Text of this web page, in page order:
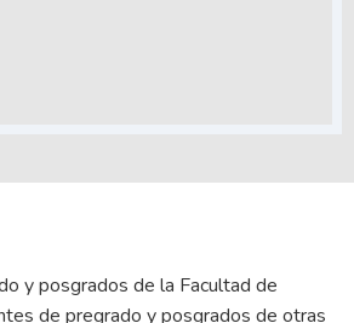
y posgrados de la Facultad de
de pregrado y posgrados de otras